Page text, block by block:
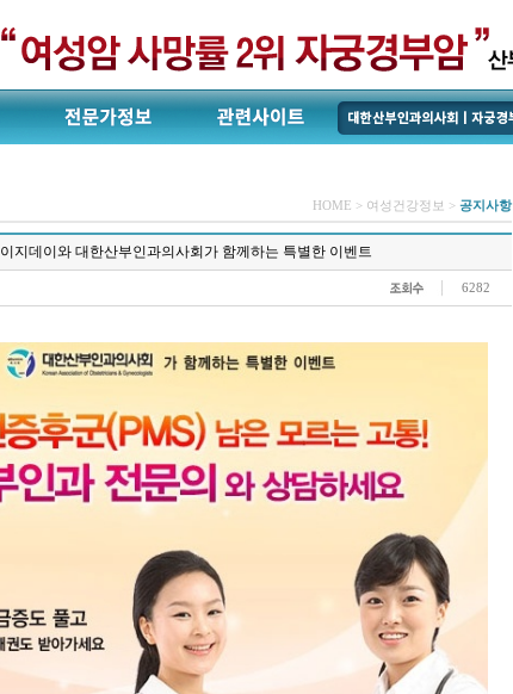
HOME > 여성건강정보 > 공지사항
이지데이와 대한산부인과의사회가 함께하는 특별한 이벤트
6282